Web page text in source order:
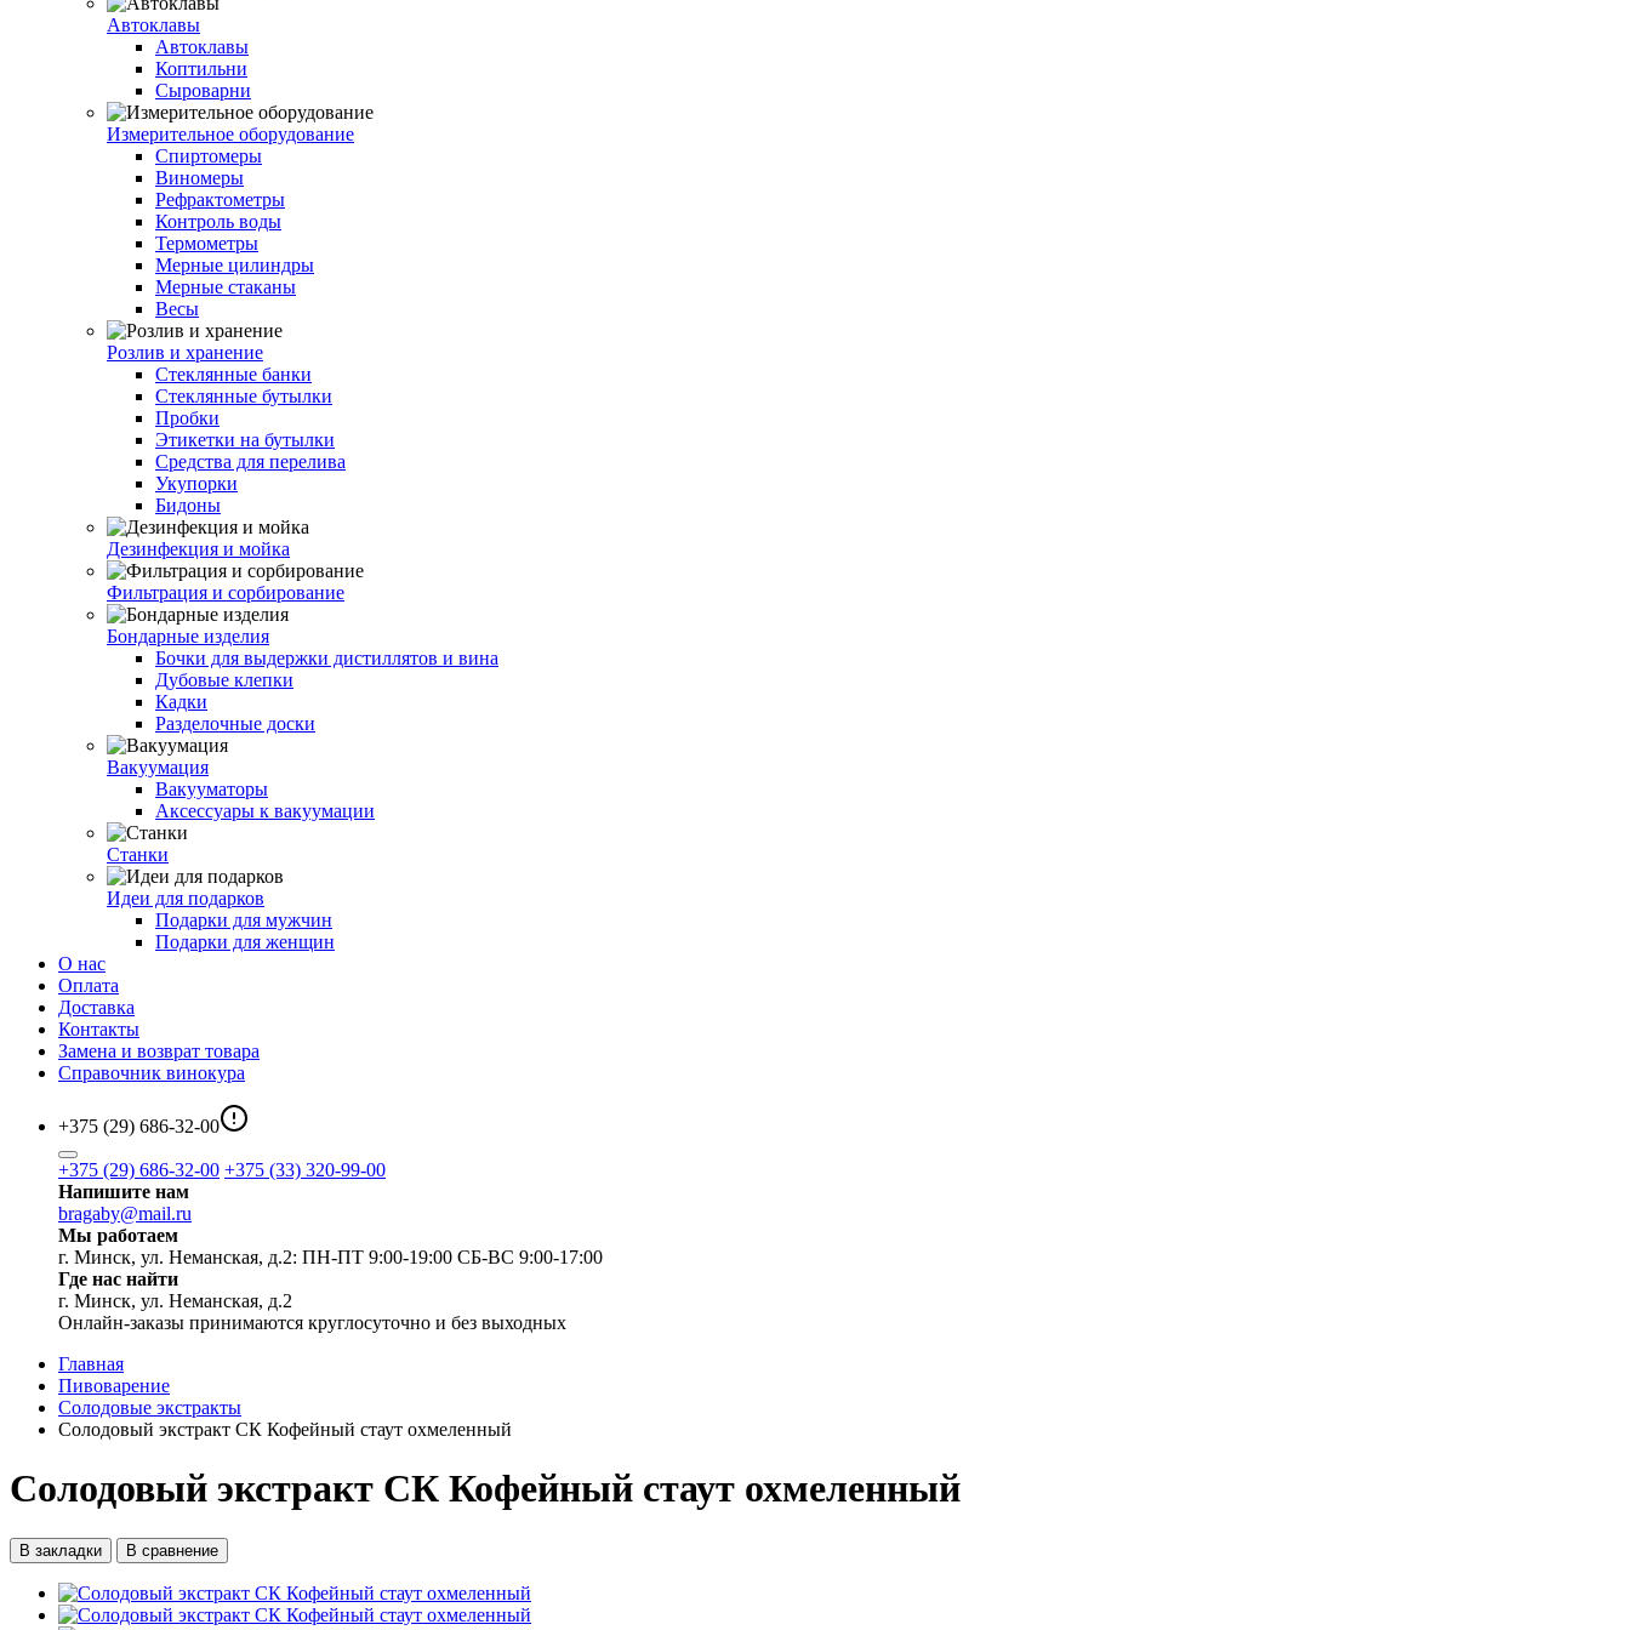
Автоклавы
Автоклавы
Коптильни
Сыроварни
Измерительное оборудование
Спиртомеры
Виномеры
Рефрактометры
Контроль воды
Термометры
Мерные цилиндры
Мерные стаканы
Весы
Розлив и хранение
Стеклянные банки
Стеклянные бутылки
Пробки
Этикетки на бутылки
Средства для перелива
Укупорки
Бидоны
Дезинфекция и мойка
Фильтрация и сорбирование
Бондарные изделия
Бочки для выдержки дистиллятов и вина
Дубовые клепки
Кадки
Разделочные доски
Вакуумация
Вакууматоры
Аксессуары к вакуумации
Станки
Идеи для подарков
Подарки для мужчин
Подарки для женщин
О нас
Оплата
Доставка
Контакты
Замена и возврат товара
Справочник винокура
+375 (29) 686-32-00
+375 (29) 686-32-00 +375 (33) 320-99-00
Напишите нам
bragaby@mail.ru
Мы работаем
г. Минск, ул. Неманская, д.2: ПН-ПТ 9:00-19:00 СБ-ВС 9:00-17:00
Где нас найти
г. Минск, ул. Неманская, д.2
Онлайн-заказы принимаются круглосуточно и без выходных
Главная
Пивоварение
Солодовые экстракты
Солодовый экстракт СК Кофейный стаут охмеленный
Солодовый экстракт СК Кофейный стаут охмеленный
В закладки В сравнение